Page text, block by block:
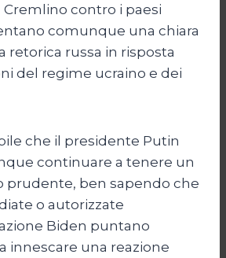
contro i paesi
comunque una chiara
retorica russa in risposta
del regime ucraino e dei
che il presidente Putin
continuare a tenere un
ben sapendo che
o autorizzate
Biden puntano
innescare una reazione